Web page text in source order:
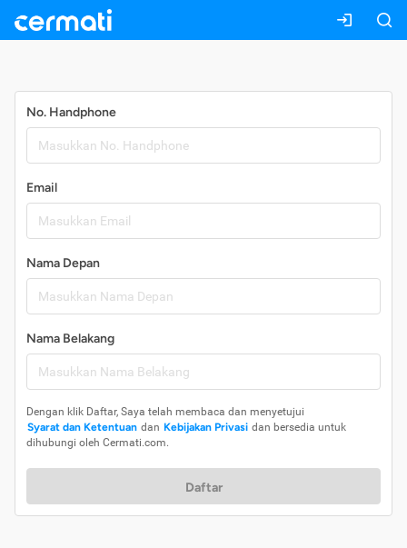
No. Handphone
Email
Nama Depan
Nama Belakang
Dengan klik Daftar, Saya telah membaca dan menyetujui
Syarat dan Ketentuan dan Kebijakan Privasi dan bersedia untuk
dihubungi oleh Cermati.com.
Daftar